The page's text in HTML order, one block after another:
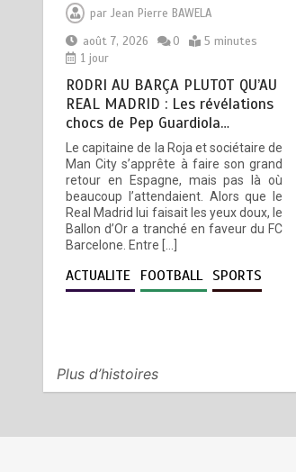
un indicateur de civilisation
août 7, 2026 4 minutes 1 jour
BLITTA / SEMINAIRE
NATIONAL DES GOUVERNEURS
ET PREFETS: … Vers
l’optimisation du service public
août 6, 2026 4 minutes 2 jours
5
RECHERCHE ET INNOVATION: Le
Togo ouvre la voie pour
août 6, 2026
parJean Pierre BAWELA
août 7, 2026
0
5 minutes
1 jour
RODRI AU BARÇA PLUTOT QU’AU
REAL MADRID : Les révélations
chocs de Pep Guardiola…
Le capitaine de la Roja et sociétaire de
Man City s’apprête à faire son grand
retour en Espagne, mais pas là où
beaucoup l’attendaient. Alors que le
Real Madrid lui faisait les yeux doux, le
Ballon d’Or a tranché en faveur du FC
Barcelone. Entre […]
ACTUALITE FOOTBALL SPORTS
Plus d’histoires